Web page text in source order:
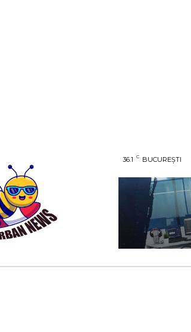
36.1 C BUCUREȘTI